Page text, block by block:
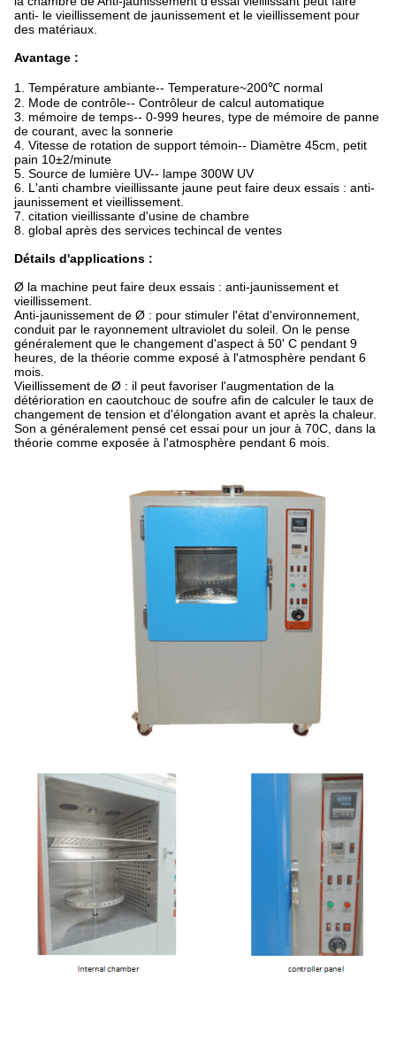
anti- le vieillissement de jaunissement et le vieillissement pour
des matériaux.
Avantage :
1. Température ambiante-- Temperature~200℃ normal
2. Mode de contrôle-- Contrôleur de calcul automatique
3. mémoire de temps-- 0-999 heures, type de mémoire de panne
de courant, avec la sonnerie
4. Vitesse de rotation de support témoin-- Diamètre 45cm, petit
pain 10±2/minute
5. Source de lumière UV-- lampe 300W UV
6. L'anti chambre vieillissante jaune peut faire deux essais : anti-
jaunissement et vieillissement.
7. citation vieillissante d'usine de chambre
8. global après des services techincal de ventes
Détails d'applications :
Ø la machine peut faire deux essais : anti-jaunissement et
vieillissement.
Anti-jaunissement de Ø : pour stimuler l'état d'environnement,
conduit par le rayonnement ultraviolet du soleil. On le pense
généralement que le changement d'aspect à 50' C pendant 9
heures, de la théorie comme exposé à l'atmosphère pendant 6
mois.
Vieillissement de Ø : il peut favoriser l'augmentation de la
détérioration en caoutchouc de soufre afin de calculer le taux de
changement de tension et d'élongation avant et après la chaleur.
Son a généralement pensé cet essai pour un jour à 70C, dans la
théorie comme exposée à l'atmosphère pendant 6 mois.